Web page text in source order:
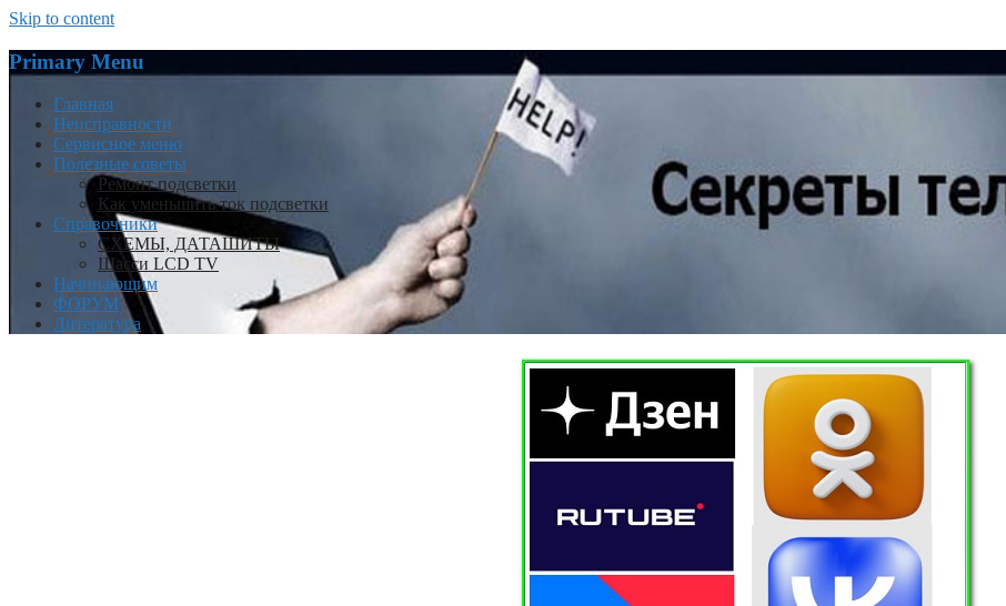
Skip to content
Primary Menu
Главная
Неисправности
Сервисное меню
Полезные советы
Ремонт подсветки
Как уменьшить ток подсветки
Справочники
СХЕМЫ, ДАТАШИТЫ
Шасси LCD TV
Начинающим
ФОРУМ
Литература